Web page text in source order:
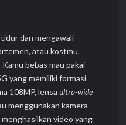
dan mengawali
atau kostmu.
bebas mau pakai
yang memiliki formasi
108MP, lensaultra-wide
menggunakan kamera
video yang